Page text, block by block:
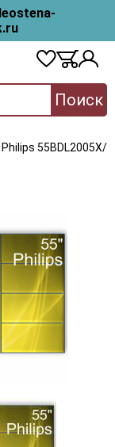
Поиск
Philips 55BDL2005X/